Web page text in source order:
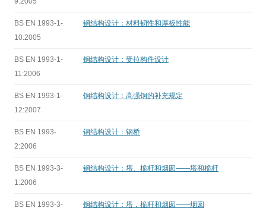
BS EN 1993-1-
10:2005
钢结构设计：材料韧性和厚板性能
BS EN 1993-1-
11:2006
钢结构设计：受拉构件设计
BS EN 1993-1-
12:2007
钢结构设计：高强钢的补充规定
BS EN 1993-
2:2006
钢结构设计：钢桥
BS EN 1993-3-
1:2006
钢结构设计：塔、桅杆和烟囱——塔和桅杆
BS EN 1993-3-
钢结构设计：塔，桅杆和烟囱——烟囱